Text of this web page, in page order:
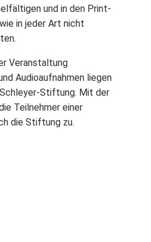
und in den Print-
in jeder Art nicht
Veranstaltung
Audioaufnahmen liegen
Stiftung. Mit der
Teilnehmer einer
die Stiftung zu.